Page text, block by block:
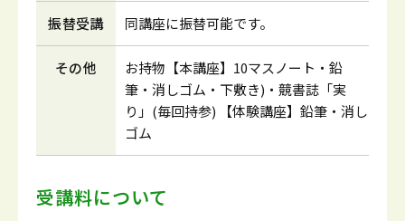
振替受講 同講座に振替可能です。
その他
お持物【本講座】10マスノート・鉛
筆・消しゴム・下敷き)・競書誌「実
り」(毎回持参) 【体験講座】鉛筆・消し
ゴム
受講料について